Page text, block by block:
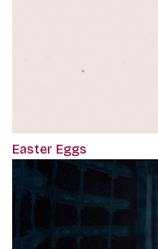
Easter Eggs